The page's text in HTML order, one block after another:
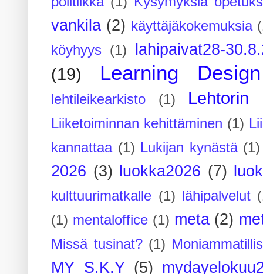
vankila (2) käyttäjäkokemuksia
köyhyys
(1) lahipaivat28-
(19) Learning Design
lehtileikearkisto (1) Lehtorin
Liiketoiminnan kehittäminen (1)
kannattaa (1) Lukijan kynästä (1)
2026 (3) luokka2026 (7)
kulttuurimatkalle (1) lähipalvelut
(1) mentaloffice (1) meta (2)
Missä tusinat? (1)
MY S.K.Y (5)